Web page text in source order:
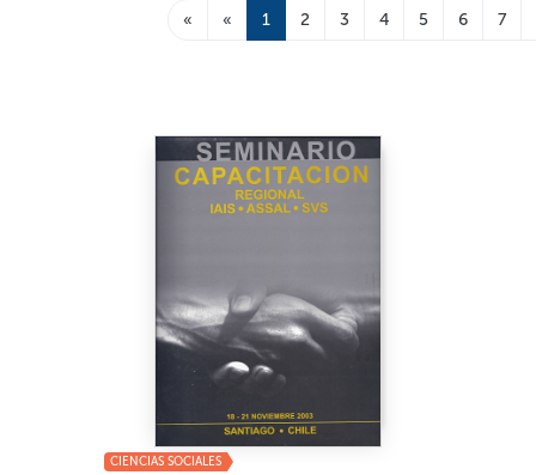
« « 1 2 3 4 5 6 7
CIENCIAS SOCIALES